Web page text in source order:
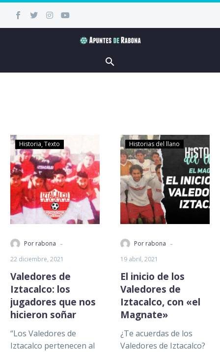
Historia Texto
Por rabona -
22 diciembre, 2021
Valedores de
Iztacalco: los
jugadores que nos
hicieron soñar
“Los Valedores de
Iztacalco pertenecen al
Historias del llano
Por rabona -
19 abril, 2021
El inicio de los
Valedores de
Iztacalco, con «el
Magnate»
¿Te acuerdas de los
Valedores de Iztacalco?